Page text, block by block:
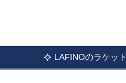
LAFINOのラケット